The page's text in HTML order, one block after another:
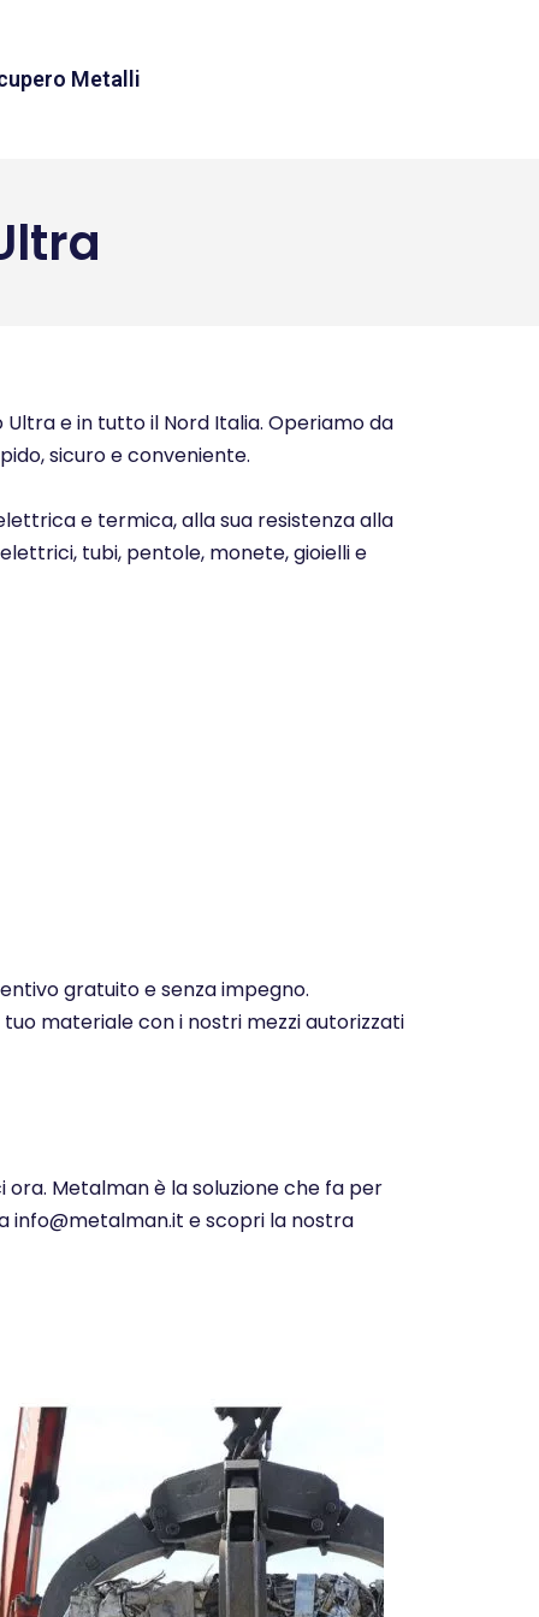
Metalli
e in tutto il Nord Italia. Operiamo da
sicuro e conveniente.
e termica, alla sua resistenza alla
tubi, pentole, monete, gioielli e
gratuito e senza impegno.
materiale con i nostri mezzi autorizzati
Metalman è la soluzione che fa per
info@metalman.it e scopri la nostra